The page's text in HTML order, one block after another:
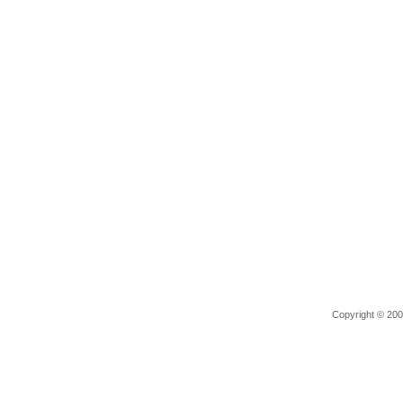
Copyright ©